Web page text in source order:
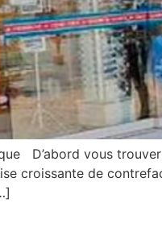
D’abord vous
croissante de